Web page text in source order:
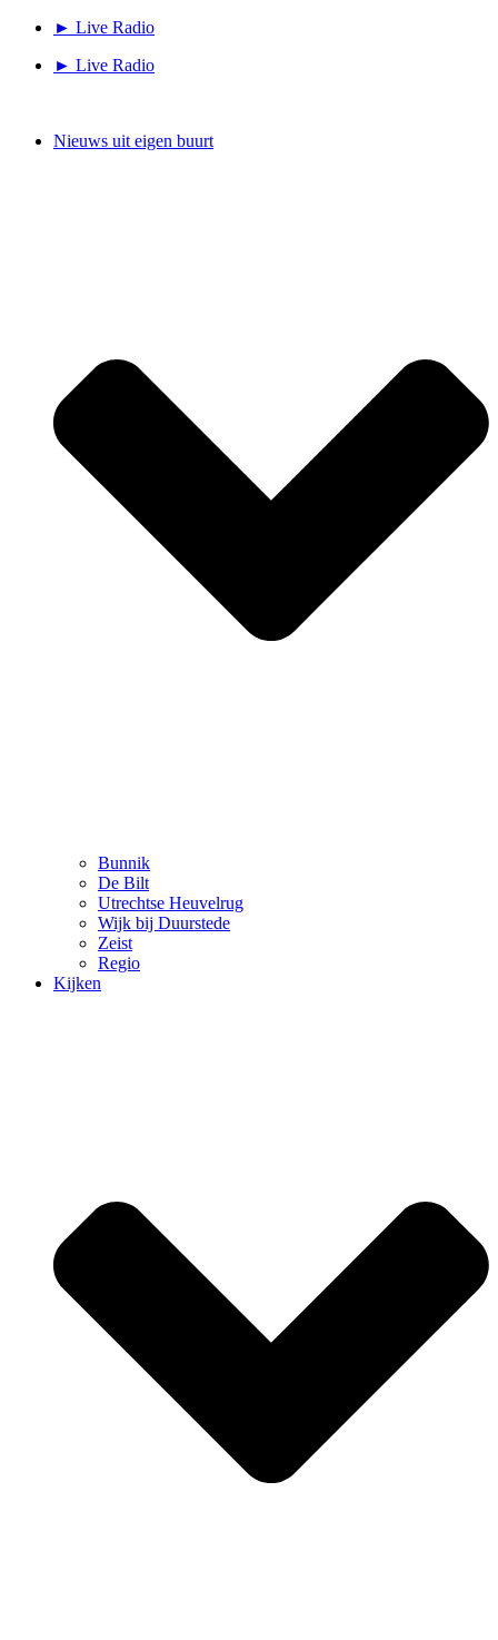
► Live Radio
► Live Radio
Nieuws uit eigen buurt
Bunnik
De Bilt
Utrechtse Heuvelrug
Wijk bij Duurstede
Zeist
Regio
Kijken